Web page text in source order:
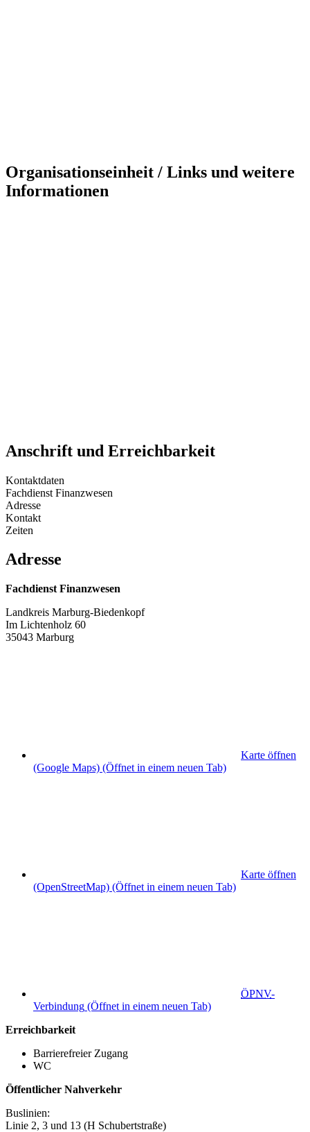
Organisationseinheit / Links und weitere
Informationen
Anschrift und Erreichbarkeit
Kontaktdaten
Fachdienst Finanzwesen
Adresse
Kontakt
Zeiten
Adresse
Fachdienst Finanzwesen
Landkreis Marburg-Biedenkopf
Im Lichtenholz 60
35043 Marburg
Karte öffnen
(Google Maps) (Öffnet in einem neuen Tab)
Karte öffnen
(OpenStreetMap) (Öffnet in einem neuen Tab)
ÖPNV-
Verbindung (Öffnet in einem neuen Tab)
Erreichbarkeit
Barrierefreier Zugang
WC
Öffentlicher Nahverkehr
Buslinien:
Linie 2, 3 und 13 (H Schubertstraße)